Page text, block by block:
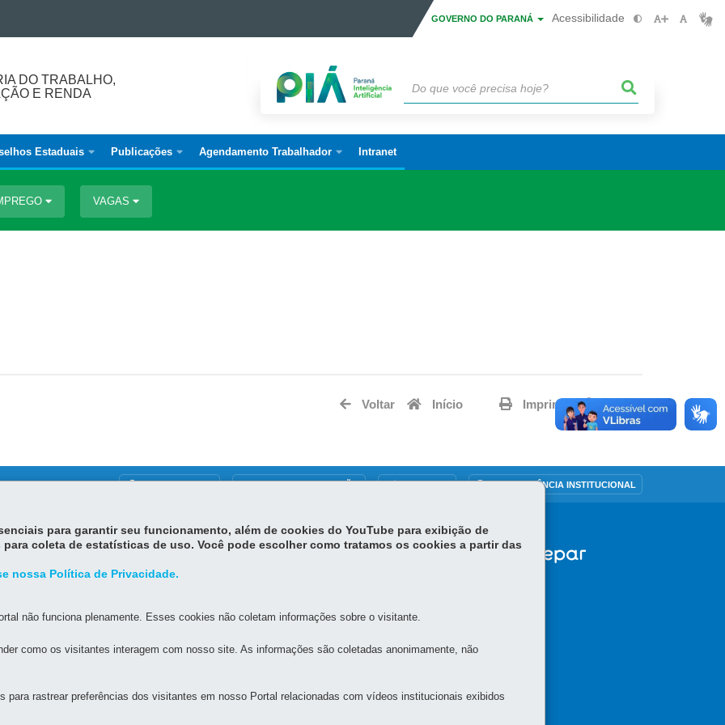
GOVERNO DO PARANÁ Acessibilidade
DO TRABALHO,
E RENDA
Estaduais Publicações Agendamento Trabalhador Intranet
VAGAS
Voltar Início Imprimir Baixar
MAPA DO SITE DENUNCIE CORRUPÇÃO OUVIDORIA TRANSPARÊNCIA INSTITUCIONAL
QUALIFICAÇÃO E RENDA
Francisco
8h30 às 12h e das 13h30 às 18h
para garantir seu funcionamento, além de cookies do YouTube para exibição de
coleta de estatísticas de uso. Você pode escolher como tratamos os cookies a partir das
nossa Política de Privacidade.
não funciona plenamente. Esses cookies não coletam informações sobre o visitante.
como os visitantes interagem com nosso site. As informações são coletadas anonimamente, não
para rastrear preferências dos visitantes em nosso Portal relacionadas com vídeos institucionais exibidos